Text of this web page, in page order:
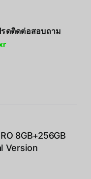
ดติดต่อสอบถาม
8GB+256GB
Version